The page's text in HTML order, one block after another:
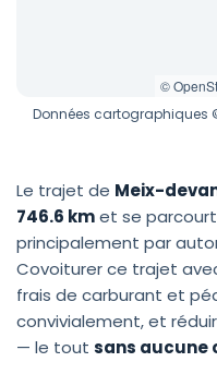
©
Données cartographiques
Le trajet de Meix-
746.6 kmet se
principalement par
Covoiturer ce trajet
frais de carburant et
convivialement, et
— le tout sans aucune